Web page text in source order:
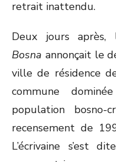
retrait inattendu.
Deux jours
Bosna annonçait le
ville de résidence
commune
population
recensement de
L’écrivaine s’est